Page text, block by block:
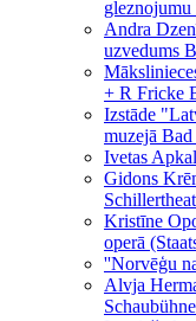
gleznojumu
Andra
uzvedums
+ R Fricke
Izstāde
muzejā Bad
Ivetas
Gidons
Kristīne
operā
''Norvēģu
Alvja